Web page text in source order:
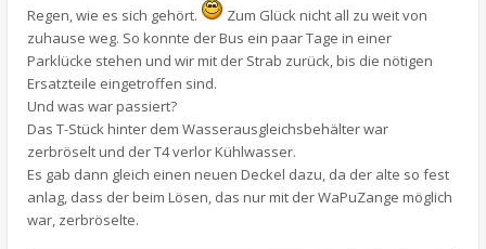
Regen, wie es sich gehört.
Zum Glück nicht all zu weit von
zuhause weg. So konnte der Bus ein paar Tage in einer
Parklücke stehen und wir mit der Strab zurück, bis die nötigen
Ersatzteile eingetroffen sind.
Und was war passiert?
Das T-Stück hinter dem Wasserausgleichsbehälter war
zerbröselt und der T4 verlor Kühlwasser.
Es gab dann gleich einen neuen Deckel dazu, da der alte so fest
anlag, dass der beim Lösen, das nur mit der WaPuZange möglich
war, zerbröselte.